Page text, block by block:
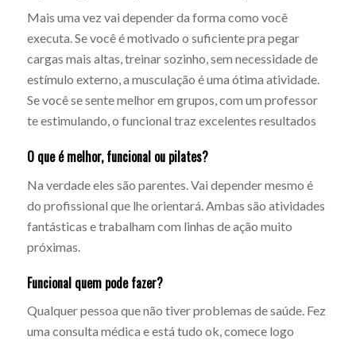
Mais uma vez vai depender da forma como você
executa. Se você é motivado o suficiente pra pegar
cargas mais altas, treinar sozinho, sem necessidade de
estímulo externo, a musculação é uma ótima atividade.
Se você se sente melhor em grupos, com um professor
te estimulando, o funcional traz excelentes resultados
O que é melhor, funcional ou pilates?
Na verdade eles são parentes. Vai depender mesmo é
do profissional que lhe orientará. Ambas são atividades
fantásticas e trabalham com linhas de ação muito
próximas.
Funcional quem pode fazer?
Qualquer pessoa que não tiver problemas de saúde. Fez
uma consulta médica e está tudo ok, comece logo